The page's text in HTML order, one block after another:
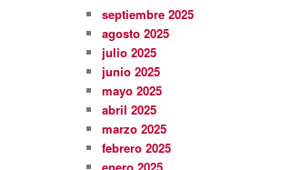
septiembre 2025
agosto 2025
julio 2025
junio 2025
mayo 2025
abril 2025
marzo 2025
febrero 2025
enero 2025